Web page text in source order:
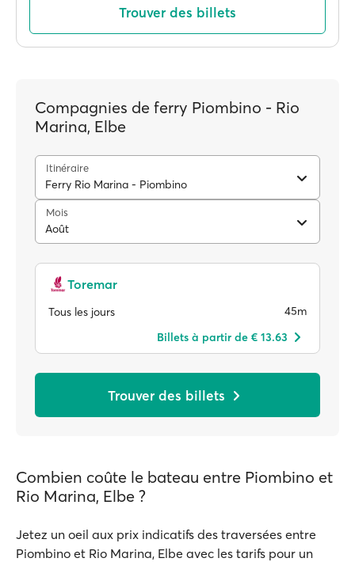
Trouver des billets
Compagnies de ferry Piombino - Rio
Marina, Elbe
Itinéraire
Ferry Rio Marina - Piombino
Mois
Août
Toremar
Tous les jours
45m
Billets à partir de € 13.63
Trouver des billets
Combien coûte le bateau entre Piombino et
Rio Marina, Elbe ?
Jetez un oeil aux prix indicatifs des traversées entre
Piombino et Rio Marina, Elbe avec les tarifs pour un